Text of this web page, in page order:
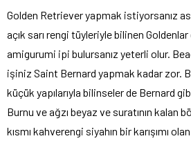
Golden Retriever yapmak istiyorsanız
açık sarı rengi tüyleriyle bilinen
amigurumi ipi bulursanız yeterli olur.
işiniz Saint Bernard yapmak kadar zor.
küçük yapılarıyla bilinseler de Bernard
Burnu ve ağzı beyaz ve suratının kalan
kısmı kahverengi siyahın bir karışımı